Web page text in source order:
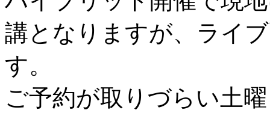
講となりますが、ライ
す。
ご予約が取りづらい土